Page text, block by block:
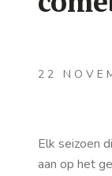
22
Elk seizoen
aan op het